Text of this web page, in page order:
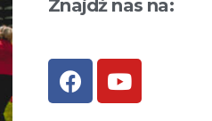
Znajdź nas na: